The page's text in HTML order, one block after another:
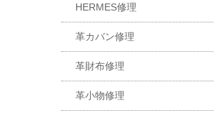
HERMES修理
革カバン修理
革財布修理
革小物修理